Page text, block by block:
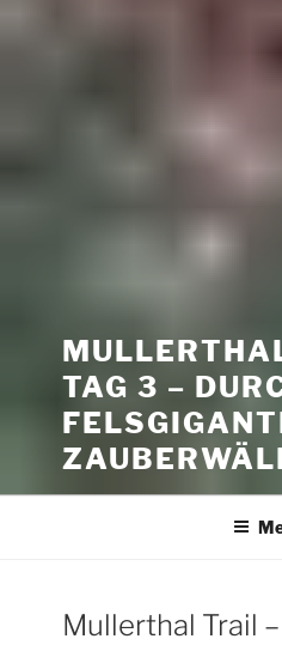
TAG 3 –
Mullerthal Trail